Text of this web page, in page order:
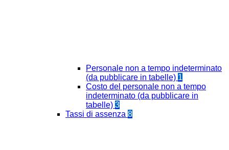
Personale non a tempo indeterminato
(da pubblicare in tabelle) 1
Costo del personale non a tempo
indeterminato (da pubblicare in
tabelle) 3
Tassi di assenza 8